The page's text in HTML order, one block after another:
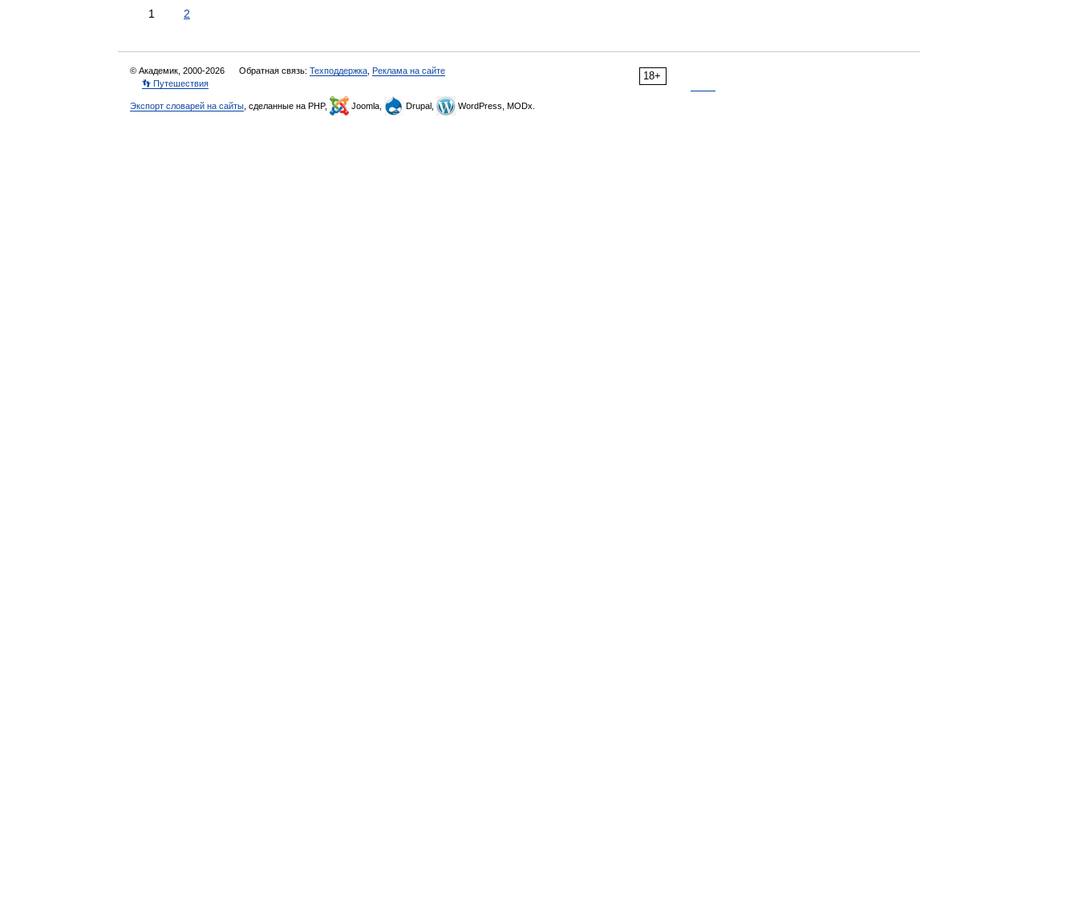
1 2
18+
© Академик, 2000-2026 Обратная связь: Техподдержка Реклама на сайте
👣 Путешествия
Экспорт словарей на сайты , сделанные на PHP, Joomla, Drupal, WordPress, MODx.